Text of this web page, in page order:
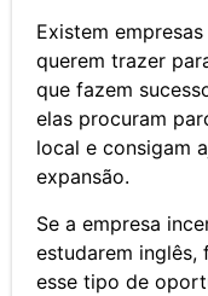
Existem
querem trazer
que fazem
elas procuram
local e consigam
expansão.
Se a empresa
estudarem
esse tipo de